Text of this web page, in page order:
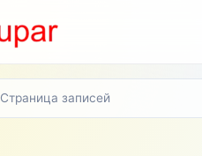
Страница записей